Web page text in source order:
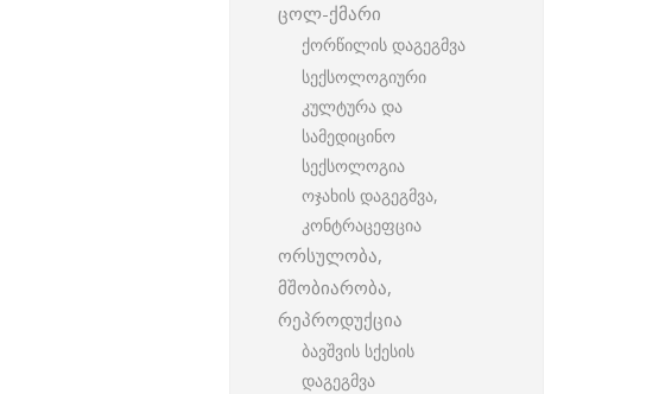
ცოლ-ქმარი
ქორწილის დაგეგმვა
სექსოლოგიური
კულტურა და
სამედიცინო
სექსოლოგია
ოჯახის დაგეგმვა,
კონტრაცეფცია
ორსულობა,
მშობიარობა,
რეპროდუქცია
ბავშვის სქესის
დაგეგმვა